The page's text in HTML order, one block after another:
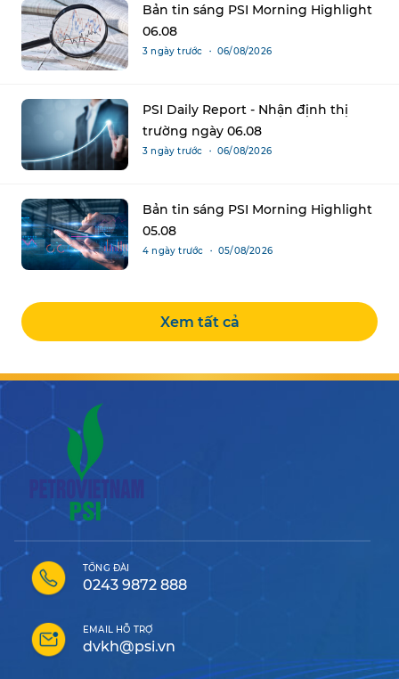
Bản tin sáng PSI Morning Highlight
06.08
3 ngày trước ・ 06/08/2026
PSI Daily Report - Nhận định thị
trường ngày 06.08
3 ngày trước ・ 06/08/2026
Bản tin sáng PSI Morning Highlight
05.08
4 ngày trước ・ 05/08/2026
Xem tất cả
TỔNG ĐÀI
0243 9872 888
EMAIL HỖ TRỢ
dvkh@psi.vn